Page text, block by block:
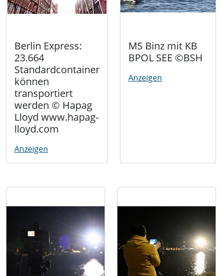
Berlin Express:
23.664
Standardcontainer
können
transportiert
werden © Hapag
Lloyd www.hapag-
lloyd.com
Anzeigen
MS Binz mit KB
BPOL SEE ©BSH
Anzeigen